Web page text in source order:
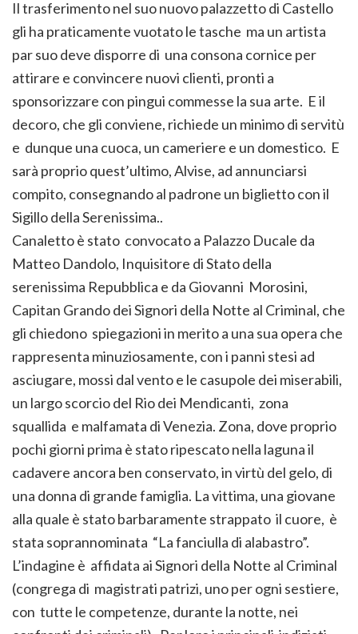
Il trasferimento nel suo nuovo palazzetto di Castello
gli ha praticamente vuotato le tasche ma un artista
par suo deve disporre di una consona cornice per
attirare e convincere nuovi clienti, pronti a
sponsorizzare con pingui commesse la sua arte. E il
decoro, che gli conviene, richiede un minimo di servitù
e dunque una cuoca, un cameriere e un domestico. E
sarà proprio quest’ultimo, Alvise, ad annunciarsi
compito, consegnando al padrone un biglietto con il
Sigillo della Serenissima..
Canaletto è stato convocato a Palazzo Ducale da
Matteo Dandolo, Inquisitore di Stato della
serenissima Repubblica e da Giovanni Morosini,
Capitan Grando dei Signori della Notte al Criminal, che
gli chiedono spiegazioni in merito a una sua opera che
rappresenta minuziosamente, con i panni stesi ad
asciugare, mossi dal vento e le casupole dei miserabili,
un largo scorcio del Rio dei Mendicanti, zona
squallida e malfamata di Venezia. Zona, dove proprio
pochi giorni prima è stato ripescato nella laguna il
cadavere ancora ben conservato, in virtù del gelo, di
una donna di grande famiglia. La vittima, una giovane
alla quale è stato barbaramente strappato il cuore, è
stata soprannominata “La fanciulla di alabastro”.
L’indagine è affidata ai Signori della Notte al Criminal
(congrega di magistrati patrizi, uno per ogni sestiere,
con tutte le competenze, durante la notte, nei